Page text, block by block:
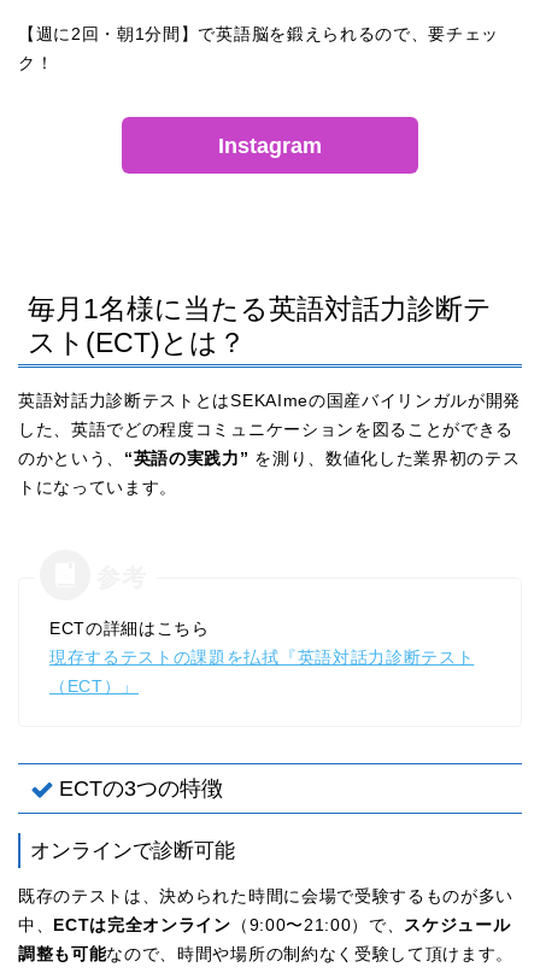
【週に2回・朝1分間】で英語脳を鍛えられるので、要チェッ
ク！
Instagram
毎月1名様に当たる英語対話力診断テ
スト(ECT)とは？
英語対話力診断テストとはSEKAImeの国産バイリンガルが開発
した、英語でどの程度コミュニケーションを図ることができる
のかという、 “英語の実践力” を測り、数値化した業界初のテス
トになっています。
ECTの詳細はこちら
現存するテストの課題を払拭『英語対話力診断テスト
（ECT）」
ECTの3つの特徴
オンラインで診断可能
既存のテストは、決められた時間に会場で受験するものが多い
中、
ECTは完全オンライン （9:00〜21:00）で、 スケジュール
調整も可能なので、時間や場所の制約なく受験して頂けます。